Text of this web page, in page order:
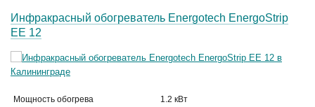
Инфракрасный обогреватель Energotech EnergoStrip
EE 12
Мощность обогрева 1.2 кВт